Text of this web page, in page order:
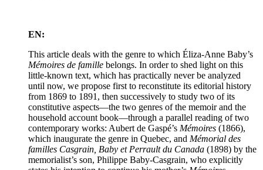
EN:
This article deals with the genre to which Éliza-Anne Baby’s
Mémoires de famille belongs. In order to shed light on this
little-known text, which has practically never be analyzed
until now, we propose first to reconstitute its editorial history
from 1869 to 1891, then successively to study two of its
constitutive aspects—the two genres of the memoir and the
household account book—through a parallel reading of two
contemporary works: Aubert de Gaspé’s Mémoires (1866),
which inaugurate the genre in Quebec, and Mémorial des
familles Casgrain, Baby et Perrault du Canada (1898) by the
memorialist’s son, Philippe Baby-Casgrain, who explicitly